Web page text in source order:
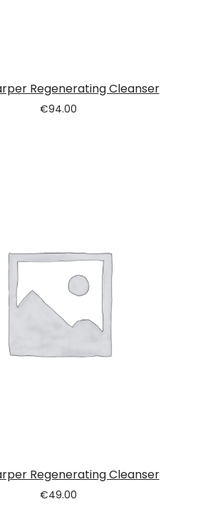
Regenerating Cleanser
€94.00
Regenerating Cleanser
€49.00